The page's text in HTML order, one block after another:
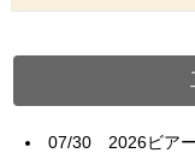
07/30 2026ビア